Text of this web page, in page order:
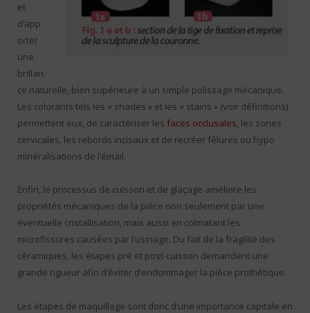
et
d’app
orter
une
brillan
ce naturelle, bien supérieure à un simple polissage mécanique.
Les colorants tels les « shades » et les « stains » (voir définitions)
permettent eux, de caractériser les faces occlusales, les zones
cervicales, les rebords incisaux et de recréer fêlures ou hypo
minéralisations de l’émail.
Enfin, le processus de cuisson et de glaçage améliore les
propriétés mécaniques de la pièce non seulement par une
éventuelle cristallisation, mais aussi en colmatant les
microfissures causées par l’usinage. Du fait de la fragilité des
céramiques, les étapes pré et post-cuisson demandent une
grande rigueur afin d’éviter d’endommager la pièce prothétique.
Les étapes de maquillage sont donc d’une importance capitale en